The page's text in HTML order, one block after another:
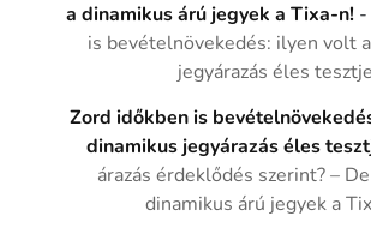
a dinamikus árú jegyek a Tixa-n!
is bevételnövekedés: ilyen volt
jegyárazás éles tesztje
Zord időkben is
dinamikus jegyárazás éles
árazás érdeklődés szerint? –
dinamikus árú jegyek a